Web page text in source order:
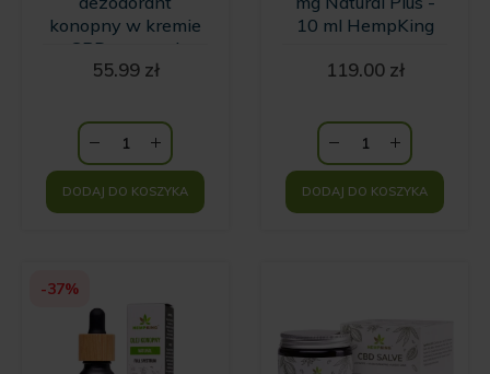
konopny w kremie
z CBD o zapachu
wanilii i kwiatów
HempKing
55.99 zł
DODAJ DO KOSZYKA
10 ml HempKing
119.00 zł
DODAJ DO KOSZYKA
-37%